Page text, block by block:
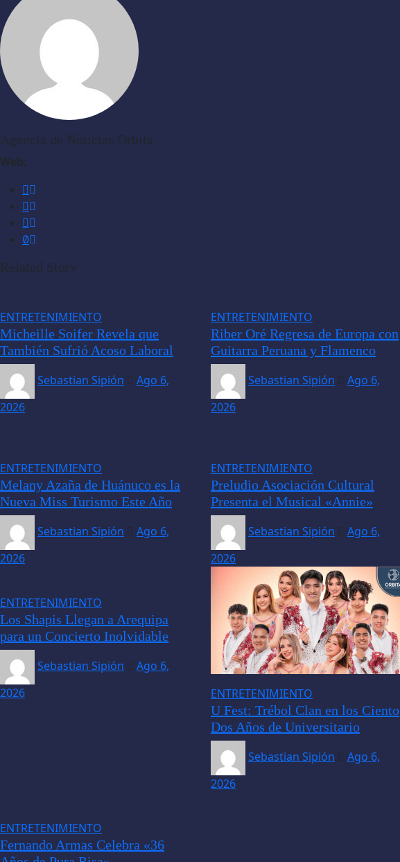
Agencia de Noticias Orbita
Web:
Related Story
ENTRETENIMIENTO
Micheille Soifer Revela que
También Sufrió Acoso Laboral
Sebastian Sipión
Ago 6,
2026
ENTRETENIMIENTO
Riber Oré Regresa de Europa con
Guitarra Peruana y Flamenco
Sebastian Sipión
Ago 6,
2026
ENTRETENIMIENTO
Melany Azaña de Huánuco es la
Nueva Miss Turismo Este Año
Sebastian Sipión
Ago 6,
2026
ENTRETENIMIENTO
Preludio Asociación Cultural
Presenta el Musical «Annie»
Sebastian Sipión
Ago 6,
2026
ENTRETENIMIENTO
Los Shapis Llegan a Arequipa
para un Concierto Inolvidable
Sebastian Sipión
Ago 6,
2026
ENTRETENIMIENTO
U Fest: Trébol Clan en los Ciento
Dos Años de Universitario
Sebastian Sipión
Ago 6,
2026
ENTRETENIMIENTO
Fernando Armas Celebra «36